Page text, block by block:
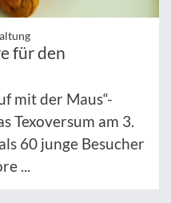
für den
mit der Maus“-
Texoversum am 3.
60 junge Besucher
...